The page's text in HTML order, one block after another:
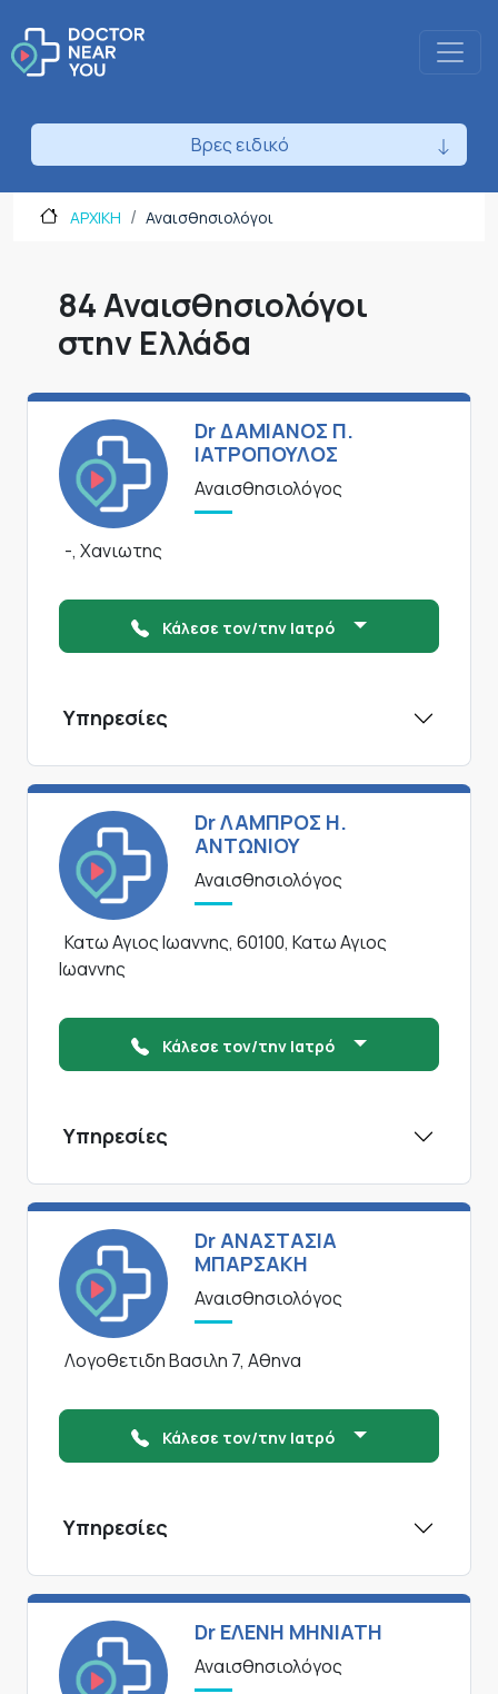
Βρες ειδικό
ΑΡΧΙΚΗ Αναισθησιολόγοι
84 Αναισθησιολόγοι
στην Ελλάδα
Dr ΔΑΜΙΑΝΟΣ Π.
ΙΑΤΡΟΠΟΥΛΟΣ
Αναισθησιολόγος
-, Χανιωτης
Κάλεσε τον/την Ιατρό
Υπηρεσίες
Dr ΛΑΜΠΡΟΣ Η.
ΑΝΤΩΝΙΟΥ
Αναισθησιολόγος
Κατω Αγιος Ιωαννης, 60100, Κατω Αγιος
Ιωαννης
Κάλεσε τον/την Ιατρό
Υπηρεσίες
Dr ΑΝΑΣΤΑΣΙΑ
ΜΠΑΡΣΑΚΗ
Αναισθησιολόγος
Λογοθετιδη Βασιλη 7, Αθηνα
Κάλεσε τον/την Ιατρό
Υπηρεσίες
Dr ΕΛΕΝΗ ΜΗΝΙΑΤΗ
Αναισθησιολόγος